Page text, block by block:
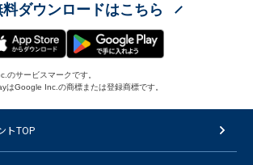
料ダウンロードはこちら
サービスマークです。
Google Inc.の商標または登録商標です。
トTOP